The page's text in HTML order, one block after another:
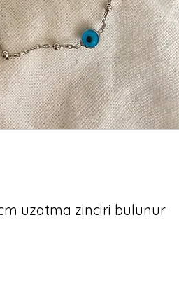
uzatma zinciri bulunur